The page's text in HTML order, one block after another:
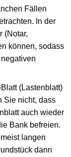
Fällen
In der
(Notar,
können, sodass
(Lastenblatt)
Sie nicht, dass
auch wieder
Bank befreien.
langen
dann